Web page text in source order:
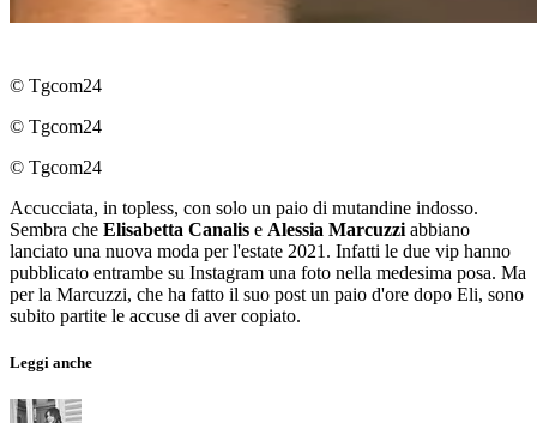
© Tgcom24
© Tgcom24
© Tgcom24
Accucciata, in topless, con solo un paio di mutandine indosso.
Sembra che Elisabetta Canalis e Alessia Marcuzzi abbiano
lanciato una nuova moda per l'estate 2021. Infatti le due vip hanno
pubblicato entrambe su Instagram una foto nella medesima posa. Ma
per la Marcuzzi, che ha fatto il suo post un paio d'ore dopo Eli, sono
subito partite le accuse di aver copiato.
Leggi anche